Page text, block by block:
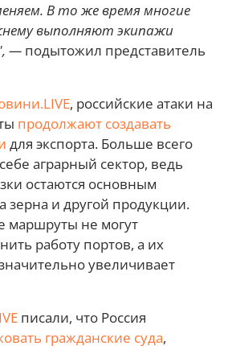
В то же время многие
выполняют экипажи
— подытожил представитель
, российские атаки на
продолжают создавать
для экспорта. Больше всего
аграрный сектор, ведь
остаются основным
зерна и другой продукции.
маршруты не могут
работу портов, а их
увеличивает
писали, что Россия
гражданские суда,